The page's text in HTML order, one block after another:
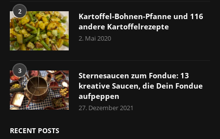
2
Kartoffel-Bohnen-Pfanne und 116
andere Kartoffelrezepte
2. Mai 2020
3
Sternesaucen zum Fondue: 13
kreative Saucen, die Dein Fondue
aufpeppen
27. Dezember 2021
RECENT POSTS